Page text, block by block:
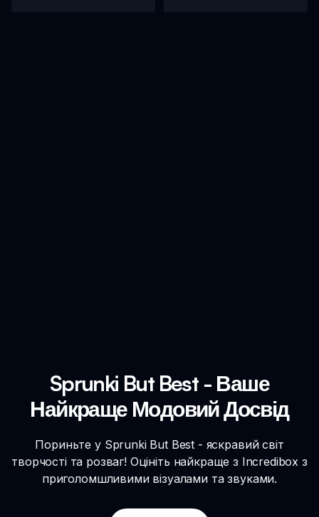
Sprunki But Best - Ваше
Найкраще Модовий Досвід
Пориньте у Sprunki But Best - яскравий світ
творчості та розваг! Оцініть найкраще з Incredibox з
приголомшливими візуалами та звуками.